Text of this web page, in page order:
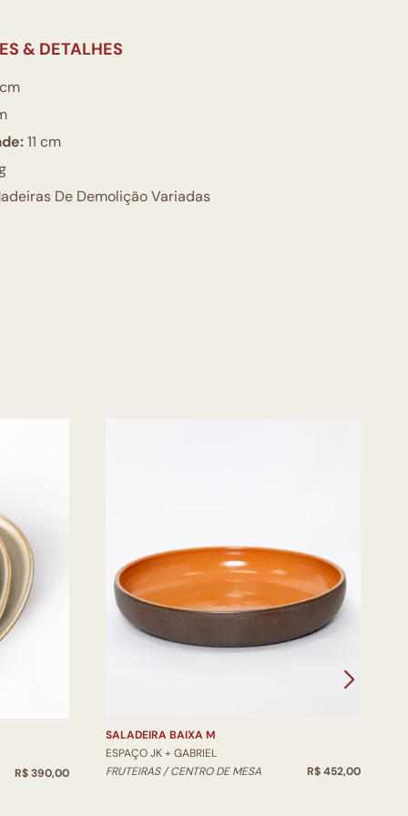
& DETALHES
cm
11 cm
De Demolição Variadas
R$ 390,00
SALADEIRA BAIXA M
ESPAÇO JK + GABRIEL
FRUTEIRAS / CENTRO DE MESA
R$ 452,00